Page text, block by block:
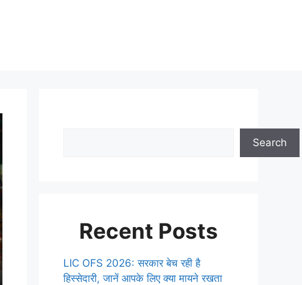
Search
Recent Posts
LIC OFS 2026: सरकार बेच रही है
हिस्सेदारी, जानें आपके लिए क्या मायने रखता